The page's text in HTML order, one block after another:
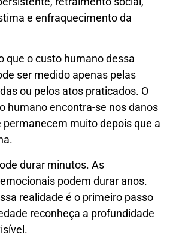
e enfraquecimento da
que o custo humano dessa
ser medido apenas pelas
ou pelos atos praticados. O
humano encontra-se nos danos
muito depois que a
durar minutos. As
podem durar anos.
realidade é o primeiro passo
reconheça a profundidade